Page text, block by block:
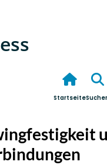
Startseite